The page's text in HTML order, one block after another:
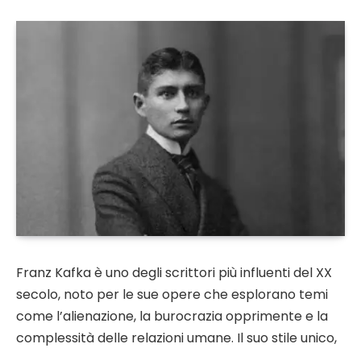
Franz Kafka è uno degli scrittori più influenti del XX
secolo, noto per le sue opere che esplorano temi
come l’alienazione, la burocrazia opprimente e la
complessità delle relazioni umane. Il suo stile unico,